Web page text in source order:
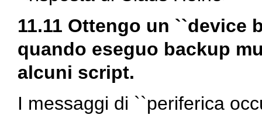
11.11 Ottengo un
quando eseguo backup
alcuni script.
I messaggi di ``periferica